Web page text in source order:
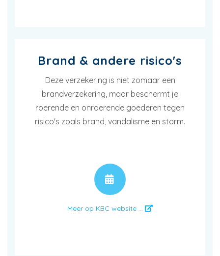
Brand & andere risico's
Deze verzekering is niet zomaar een
brandverzekering, maar beschermt je
roerende en onroerende goederen tegen
risico's zoals brand, vandalisme en storm.
Meer op KBC website ...